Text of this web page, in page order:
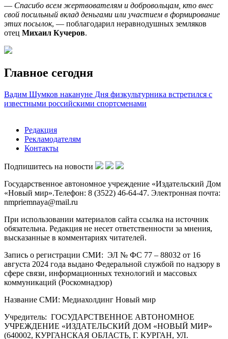
— Спасибо всем жертвователям и добровольцам, кто внес
свой посильный вклад деньгами или участием в формирование
этих посылок, — поблагодарил неравнодушных земляков
отец Михаил Кучеров.
Главное сегодня
Вадим Шумков накануне Дня физкультурника встретился с
известными российскими спортсменами
Редакция
Рекламодателям
Контакты
Подпишитесь на новости
Государственное автономное учреждение «Издательский Дом
«Новый мир».Телефон: 8 (3522) 46-64-47. Электронная почта:
nmpriemnaya@mail.ru
При использовании материалов сайта ссылка на источник
обязательна. Редакция не несет ответственности за мнения,
высказанные в комментариях читателей.
Запись о регистрации СМИ: ЭЛ № ФС 77 – 88032 от 16
августа 2024 года выдано Федеральной службой по надзору в
сфере связи, информационных технологий и массовых
коммуникаций (Роскомнадзор)
Название СМИ: Медиахолдинг Новый мир
Учредитель: ГОСУДАРСТВЕННОЕ АВТОНОМНОЕ
УЧРЕЖДЕНИЕ «ИЗДАТЕЛЬСКИЙ ДОМ «НОВЫЙ МИР»
(640002, КУРГАНСКАЯ ОБЛАСТЬ, Г. КУРГАН, УЛ.